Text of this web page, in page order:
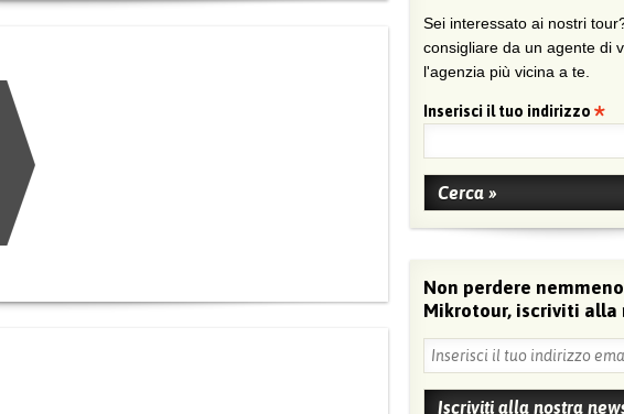
Sei interessato ai nostri
consigliare da un agente di
l'agenzia più vicina a te.
Inserisci il tuo indirizzo
Non perdere
Mikrotour, iscriviti alla